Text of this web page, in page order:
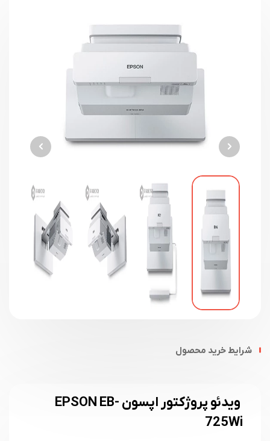
شرایط خرید محصول
ویدئو پروژکتور اپسون EPSON EB-
725Wi